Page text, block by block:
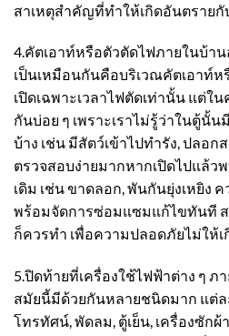
สาเหตุสำคัญที่ทำให้เกิดอันตราย
4.คัตเอาท์หรือตัวตัดไฟภายในบ้า
เป็นเหมือนกันคือบริเวณคัตเอาท์ห
เปิดเฉพาะเวลาไฟตัดเท่านั้น แต่ใ
กันบ่อย ๆ เพราะเราไม่รู้ว่าในตู้นั้
บ้าง เช่น มีสัตว์เข้าไปทำรัง, ปลอก
ตรวจสอบง่ายมากหากเปิดไปแล้ว
เดิม เช่น ขาดลอก, พันกันยุ่งเหยิง
พร้อมจัดการซ่อมแซมแก้ไขทันที ส
ก็ควรทำ เพื่อความปลอดภัยไม่ให้เ
5.ปิดท้ายที่เครื่องใช้ไฟฟ้าต่าง ๆ ภ
สมัยนี้มีด้วยกันหลายชนิดมาก แต่ล
โทรทัศน์, พัดลม, ตู้เย็น, เครื่องซักผ้